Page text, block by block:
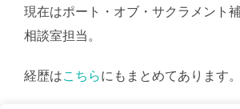
現在はポート・オブ・サクラメント
相談室担当。
経歴はこちらにもまとめてあります。